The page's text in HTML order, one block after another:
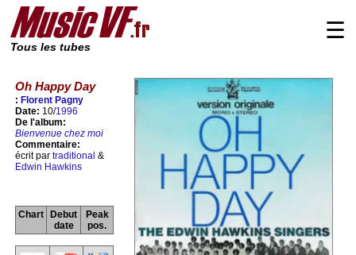
Tous les tubes
☰
Oh Happy Day
: Florent Pagny
Date: 10/1996
De l'album:
Bienvenue chez moi
Commentaire:
écrit par traditional &
Edwin Hawkins
Chart
Debut
date
Peak
pos.